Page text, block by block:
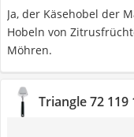
Ja, der Käsehobel der
Hobeln von
Möhren.
Triangle 72 119